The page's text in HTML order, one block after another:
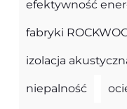
efektywność
fabryki
izolacja
niepalność